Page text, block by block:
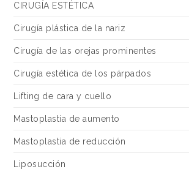
CIRUGÍA ESTÉTICA
Cirugía plástica de la nariz
Cirugía de las orejas prominentes
Cirugía estética de los párpados
Lifting de cara y cuello
Mastoplastia de aumento
Mastoplastia de reducción
Liposucción